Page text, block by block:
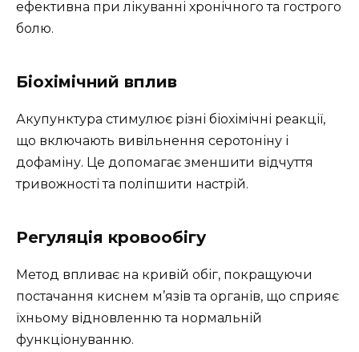
ефективна при лікуванні хронічного та гострого
болю.
Біохімічний вплив
Акупунктура стимулює різні біохімічні реакції,
що включають вивільнення серотоніну і
дофаміну. Це допомагає зменшити відчуття
тривожності та поліпшити настрій.
Регуляція кровообігу
Метод впливає на кривій обіг, покращуючи
постачання киснем м’язів та органів, що сприяє
їхньому відновленню та нормальній
функціонуванню.